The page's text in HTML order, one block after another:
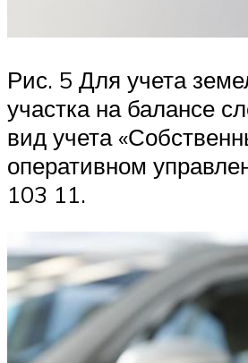
Рис. 5 Для учета
участка на балансе
вид учета
оперативном
103 11.